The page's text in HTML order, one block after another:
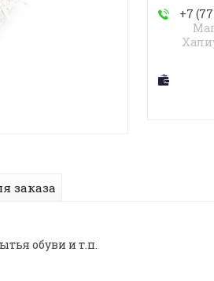
+7
заказа
обуви и т.п.